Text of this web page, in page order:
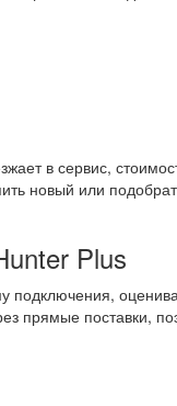
в сервис,
новый или
Plus
прямые поставки,